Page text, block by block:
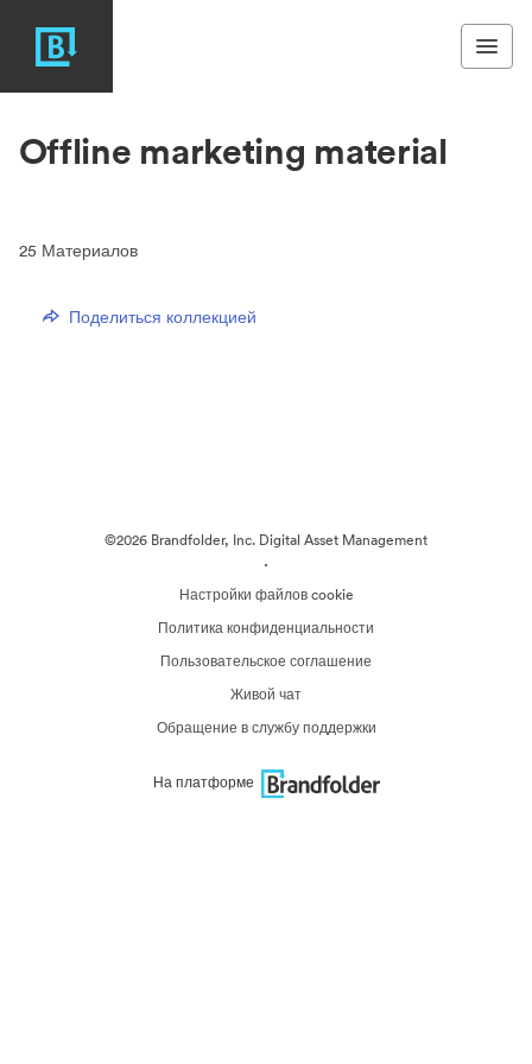
Offline marketing material
25 Материалов
Поделиться коллекцией
©2026 Brandfolder, Inc. Digital Asset Management
·
Настройки файлов cookie
Политика конфиденциальности
Пользовательское соглашение
Живой чат
Обращение в службу поддержки
На платформе